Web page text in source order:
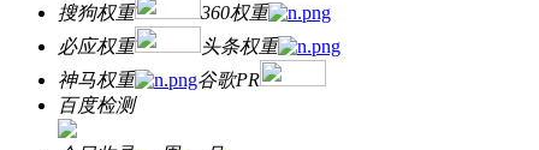
搜狗权重
360权重
必应权重
头条权重
神马权重
谷歌PR
百度检测